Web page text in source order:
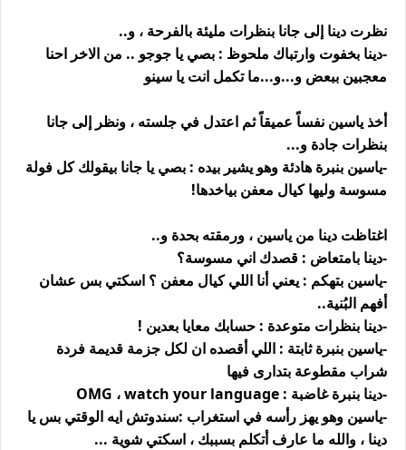
نظرت دينا إلى جانا بنظرات مليئة بالفرحة ، و..
-دينا بخفوت وارتباك ملحوظ : بصي يا جوجو .. من الاخر احنا
معجبين ببعض و...و...ما تكمل انت يا سينو
أخذ ياسين نفساً عميقاً ثم اعتدل في جلسته ، ونظر إلى جانا
بنظرات جادة و...
-ياسين بنبرة هادئة وهو يشير بيده : بصي يا جانا بيقولك كل فولة
مسوسة وليها كيال معفن بياخدها!
اغتاظت دينا من ياسين ، ورمقته بحدة و..
-دينا بامتعاض : قصدك اني مسوسة؟
-ياسين بتهكم : يعني أنا اللي كيال معفن ؟ اسكتي بس عشان
أفهم البُنية..
-دينا بنظرات متوعدة : حسابك معايا بعدين !
-ياسين بنبرة ثابتة : اللي أقصده ان لكل جزمة قديمة فردة
شراب مقطوعة بتدارى فيها
-دينا بنبرة غاضبة : OMG ، watch your language
-ياسين وهو يهز رأسه في استغراب :سندوتش ايه الوقتي بس يا
دينا ، والله ما عارف أتكلم بسببك ، اسكتي شوية ...